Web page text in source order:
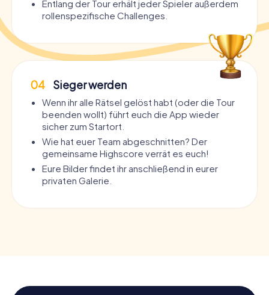
Entlang der Tour erhält jeder Spieler außerdem
rollenspezifische Challenges.
04 Sieger werden
Wenn ihr alle Rätsel gelöst habt (oder die Tour
beenden wollt) führt euch die App wieder
sicher zum Startort.
Wie hat euer Team abgeschnitten? Der
gemeinsame Highscore verrät es euch!
Eure Bilder findet ihr anschließend in eurer
privaten Galerie.